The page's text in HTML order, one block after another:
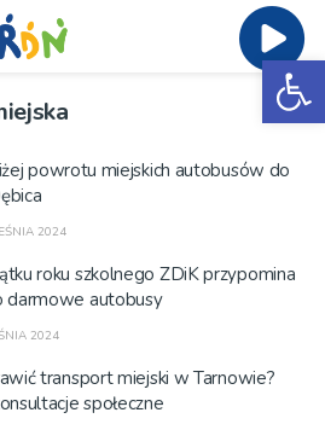
powrotu miejskich autobusów do
2024
roku szkolnego ZDiK przypomina
darmowe autobusy
2024
transport miejski w Tarnowie?
społeczne